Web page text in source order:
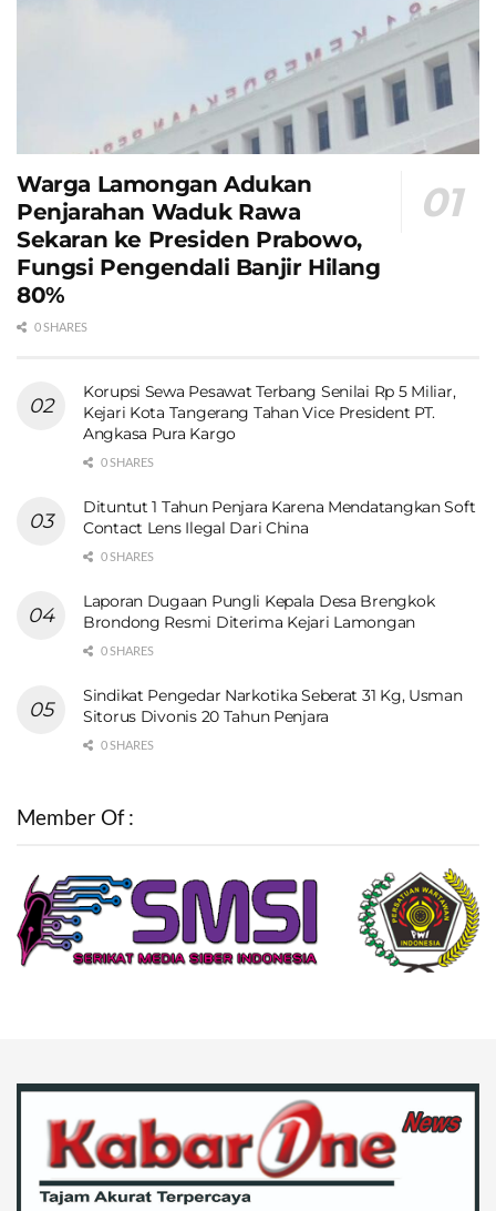
Warga Lamongan Adukan
Penjarahan Waduk Rawa
Sekaran ke Presiden Prabowo,
Fungsi Pengendali Banjir Hilang
80%
0 SHARES
Korupsi Sewa Pesawat Terbang Senilai Rp 5 Miliar,
Kejari Kota Tangerang Tahan Vice President PT.
Angkasa Pura Kargo
0 SHARES
Dituntut 1 Tahun Penjara Karena Mendatangkan Soft
Contact Lens Ilegal Dari China
0 SHARES
Laporan Dugaan Pungli Kepala Desa Brengkok
Brondong Resmi Diterima Kejari Lamongan
0 SHARES
Sindikat Pengedar Narkotika Seberat 31 Kg, Usman
Sitorus Divonis 20 Tahun Penjara
0 SHARES
Member Of :